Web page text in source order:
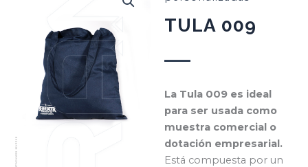
TULA 009
La Tula 009 es ideal
para ser usada como
muestra comercial o
dotación empresarial.
Está compuesta por un